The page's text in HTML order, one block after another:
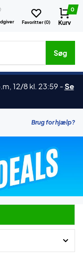
Favoritter (0)
0
Kurv
Søg
12/8 kl. 23:59 -Se
Brug for hjælp?